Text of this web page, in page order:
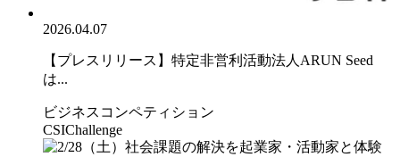
2026.04.07
【プレスリリース】特定非営利活動法人ARUN Seed
は...
ビジネスコンペティション
CSIChallenge